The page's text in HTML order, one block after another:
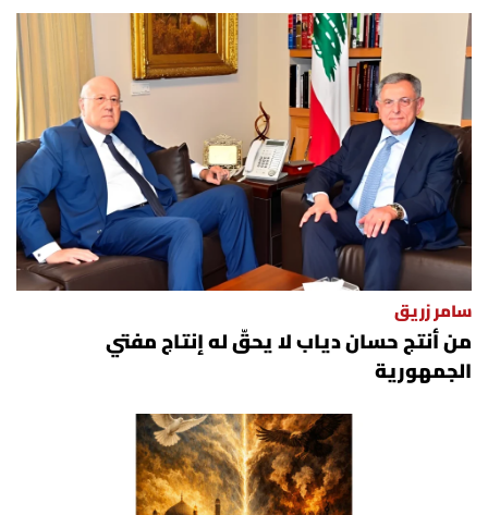
سامر زريق
من أنتج حسان دياب لا يحقّ له إنتاج مفتي
الجمهورية